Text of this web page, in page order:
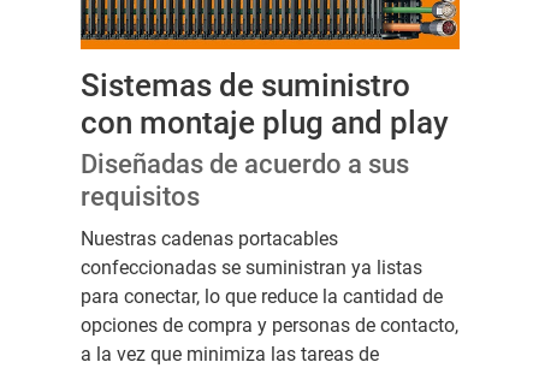
Sistemas de suministro
con montaje plug and play
Diseñadas de acuerdo a sus
requisitos
Nuestras cadenas portacables
confeccionadas se suministran ya listas
para conectar, lo que reduce la cantidad de
opciones de compra y personas de contacto,
a la vez que minimiza las tareas de